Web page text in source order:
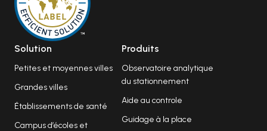
Solution
Petites et moyennes villes
Grandes villes
Établissements de santé
Campus d’écoles et
Produits
Observatoire analytique
du stationnement
Aide au controle
Guidage à la place